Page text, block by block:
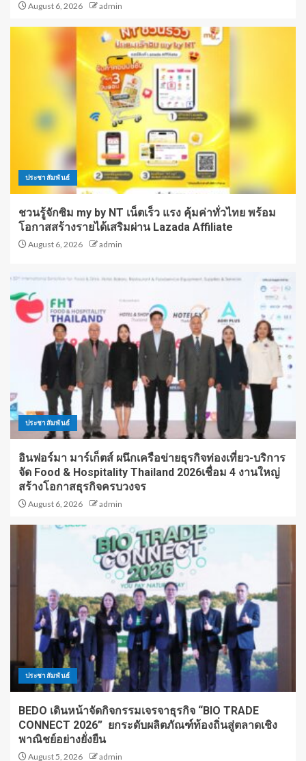
August 6, 2026 admin
ประชาสัมพันธ์
ชวนรู้จักซิม my by NT เน็ตเร็ว แรง คุ้มค่าทั่วไทย พร้อม
โอกาสสร้างรายได้เสริมผ่าน Lazada Affiliate
August 6, 2026 admin
ประชาสัมพันธ์
อินฟอร์มา มาร์เก็ตส์ ผนึกเครือข่ายธุรกิจท่องเที่ยว-บริการ
จัด Food & Hospitality Thailand 2026เชื่อม 4 งานใหญ่
สร้างโอกาสธุรกิจครบวงจร
August 6, 2026 admin
ประชาสัมพันธ์
BEDO เดินหน้าจัดกิจกรรมเจรจาธุรกิจ “BIO TRADE
CONNECT 2026” ยกระดับผลิตภัณฑ์ท้องถิ่นสู่ตลาดเชิง
พาณิชย์อย่างยั่งยืน
August 5, 2026 admin